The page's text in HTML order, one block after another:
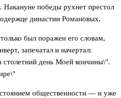
Накануне победы рухнет престол
династии Романовых.
был поражен его словам,
запечатал и начертал:
день Моей кончины\".
общественности — и уже